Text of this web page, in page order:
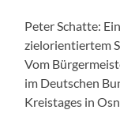
Peter Schatte:
zielorientiertem
Vom
im Deutschen
Kreistages in